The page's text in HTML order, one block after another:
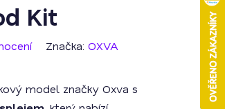
Kit
Značka: OXVA
model značky Oxva s